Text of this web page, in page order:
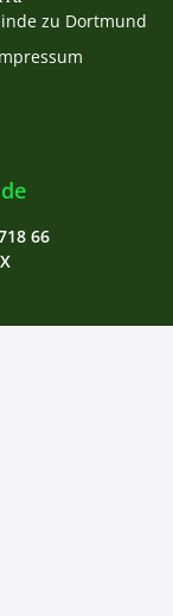
zu Dortmund
66